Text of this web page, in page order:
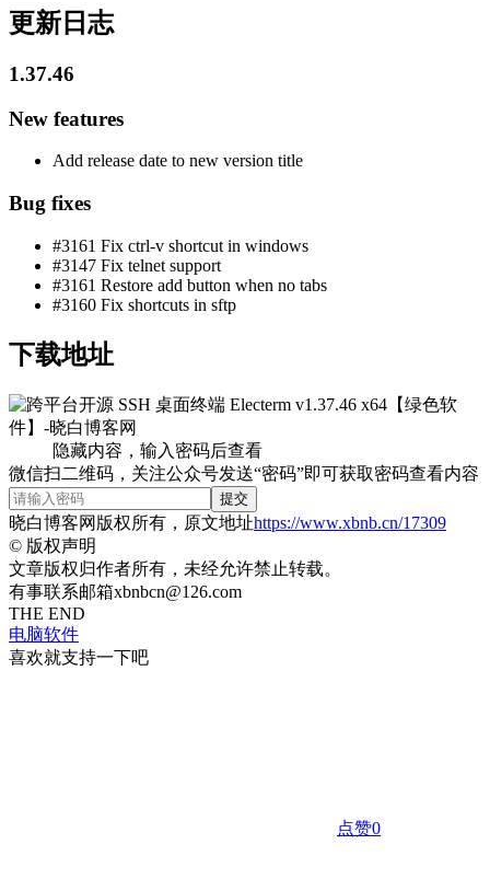
更新日志
1.37.46
New features
Add release date to new version title
Bug fixes
#3161 Fix ctrl-v shortcut in windows
#3147 Fix telnet support
#3161 Restore add button when no tabs
#3160 Fix shortcuts in sftp
下载地址
隐藏内容，输入密码后查看
微信扫二维码，关注公众号发送“密码”即可获取密码查看内容
提交
晓白博客网版权所有，原文地址https://www.xbnb.cn/17309
© 版权声明
文章版权归作者所有，未经允许禁止转载。
有事联系邮箱xbnbcn@126.com
THE END
电脑软件
喜欢就支持一下吧
点赞0